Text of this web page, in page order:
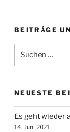
BEITRÄGE
nach:
NEUESTE
Es geht wieder
14. Juni 2021